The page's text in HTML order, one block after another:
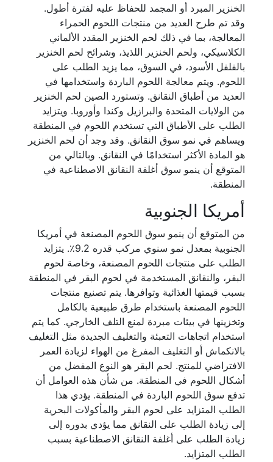
الخنزير المبرد أو المجمد للحفاظ عليه لفترة أطول.
وقد تم طرح العديد من منتجات اللحوم الحمراء
المعالجة، بما في ذلك لحم الخنزير المقدد الألماني
الكلاسيكي، ولحم الخنزير اللذيذ، وشرائح لحم الخنزير
بالفلفل الأسود، في السوق، مما يزيد الطلب على
اللحوم. ويتم معالجة اللحوم الباردة واستخدامها في
العديد من أطباق النقانق. وتستورد الصين لحم الخنزير
من الولايات المتحدة والبرازيل وكندا وأوروبا. ويتزايد
الطلب على الأطباق التي تستخدم اللحوم في المنطقة
ويساهم في نمو سوق النقانق. وقد وجد أن لحم الخنزير
هو المادة الأكثر استخدامًا في النقانق. وبالتالي من
المتوقع أن ينمو سوق أغلفة النقانق الاصطناعية في
المنطقة.
أمريكا الجنوبية
من المتوقع أن ينمو سوق اللحوم المصنعة في أمريكا
الجنوبية بمعدل نمو سنوي مركب قدره 9.2٪. يتزايد
الطلب على منتجات اللحوم المصنعة، وخاصة لحوم
البقر، والنقانق المستخدمة في لحوم البقر في المنطقة
بسبب قيمتها الغذائية وتوافرها. يتم تصنيع منتجات
اللحوم المصنعة باستخدام طرق طبيعية بالكامل
وتخزينها في بيئات مبردة لمنع التلف الخارجي. كما يتم
استخدام اتجاهات التعبئة والتغليف الجديدة مثل التغليف
بالانكماش أو التغليف المفرغ من الهواء لزيادة العمر
الافتراضي للمنتج. لحم البقر هو النوع المفضل من
أشكال اللحوم في المنطقة. من شأن هذه العوامل أن
تدفع سوق اللحوم الباردة في المنطقة. يؤدي هذا
الطلب المتزايد على لحوم البقر والمأكولات البحرية
إلى زيادة الطلب على النقانق مما يؤدي بدوره إلى
زيادة الطلب على أغلفة النقانق الاصطناعية بسبب
الطلب المتزايد.